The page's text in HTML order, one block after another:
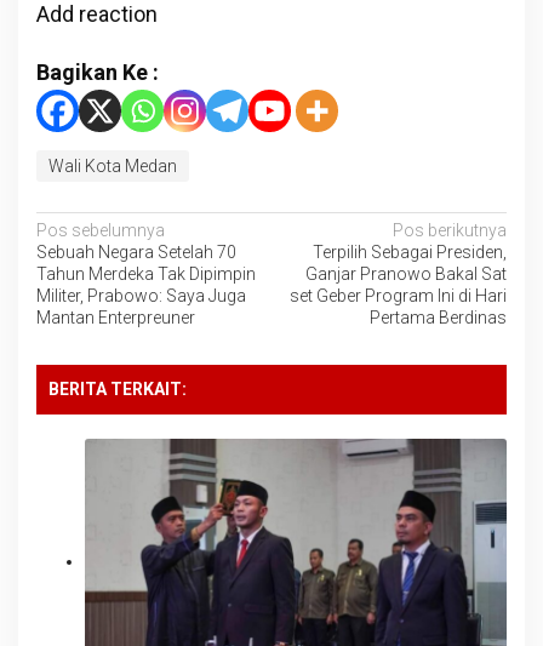
Add reaction
Bagikan Ke :
Wali Kota Medan
Navigasi
pos
Pos sebelumnya
Sebuah Negara Setelah 70
Tahun Merdeka Tak Dipimpin
Militer, Prabowo: Saya Juga
Mantan Enterpreuner
Pos berikutnya
Terpilih Sebagai Presiden,
Ganjar Pranowo Bakal Sat
set Geber Program Ini di Hari
Pertama Berdinas
BERITA TERKAIT: